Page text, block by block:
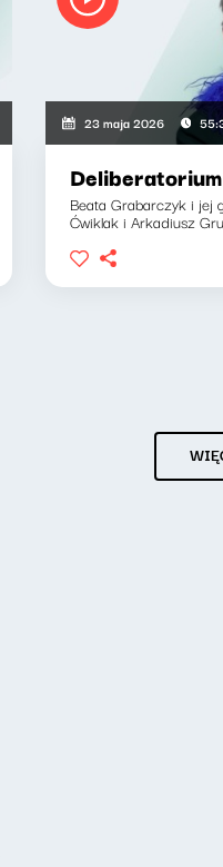
23 maja 2026
Beata Grabarczyk i jej
Ćwiklak i Arkadiusz